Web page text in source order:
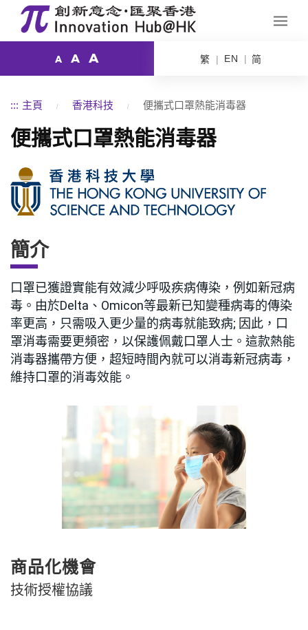
A A A 繁 EN 简
::: 主頁 香港科技 便攜式口罩熱能消毒器
便攜式口罩熱能消毒器
簡介
口罩已獲證實能有效減少呼吸疾病傳染，例如新冠病
毒。由於Delta、Omicon等最新已知變種病毒的傳染
率更高，只需吸入更少量的病毒就能致病; 因此，口
罩消毒需要更頻密，以保護佩戴口罩人士。這款熱能
消毒器攜帶方便，超短時間內就可以消毒新冠病毒，
維持口罩的消毒效能。
商品化機會
技術授權協議